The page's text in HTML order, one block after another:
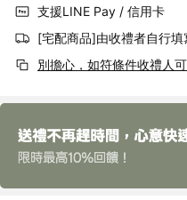
支援LINE Pay / 信用卡
[宅配商品]由收禮者自行填
別擔心，如符條件收禮人